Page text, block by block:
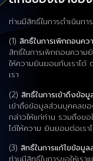
ท่านมีสิทธิ์ในการดำเนินก
(1) สิทธิ์ในการเพิกถอน
สิทธิ์ในการเพิกถอนควา
ให้ความยินยอมกับเราไ
เรา
(2) สิทธิ์ในการเข้าถึงข้
เข้าถึงข้อมูลส่วนบุคคลขอ
กล่าวให้แก่ท่าน รวมถึงขอ
ได้ให้ความ ยินยอมต่อเรา
(3) สิทธิ์ในการแก้ไขข้อ